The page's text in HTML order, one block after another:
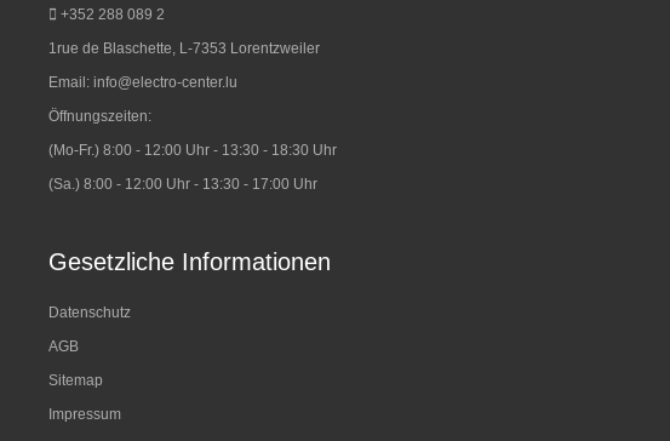
+352 288 089 2
1rue de Blaschette, L-7353 Lorentzweiler
Email: info@electro-center.lu
Öffnungszeiten:
(Mo-Fr.) 8:00 - 12:00 Uhr - 13:30 - 18:30 Uhr
(Sa.) 8:00 - 12:00 Uhr - 13:30 - 17:00 Uhr
Gesetzliche Informationen
Datenschutz
AGB
Sitemap
Impressum